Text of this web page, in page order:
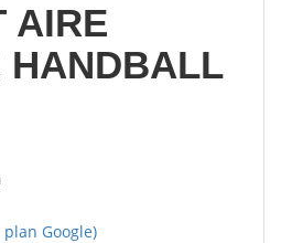
AIRE
HANDBALL
plan Google)